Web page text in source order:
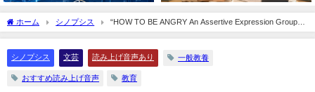
ホーム シノプシス
“HOW TO BE ANGRY An Assertive Expression Group
Guide for Kids and Teens ” 『ハウ・ツー・アングリー～子どもたちや若者たちが上手
シノプシス
文芸 読み上げ音声あり 一般教養
おすすめ読み上げ音声 教育